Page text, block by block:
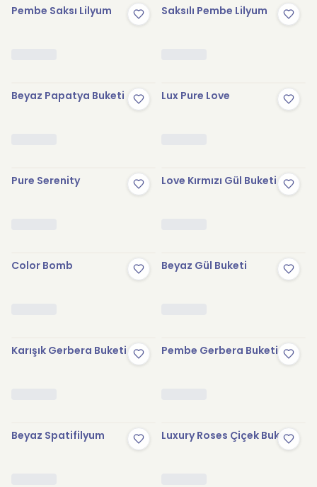
Pembe Saksı Lilyum Saksılı Pembe Lilyum
Beyaz Papatya Buketi Lux Pure Love
Pure Serenity Love Kırmızı Gül Buketi
Color Bomb Beyaz Gül Buketi
Karışık Gerbera Buketi Pembe Gerbera Buketi
Beyaz Spatifilyum Luxury Roses Çiçek Buketi